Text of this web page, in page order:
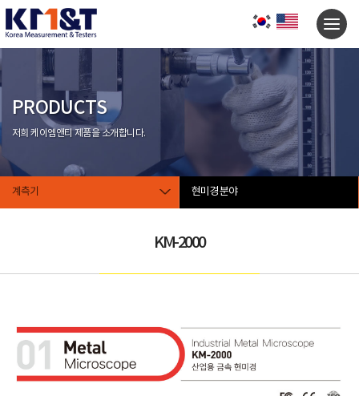
PRODUCTS
저희 케이엠앤티 제품을 소개합니다.
계측기 현미경 분야
KM-2000